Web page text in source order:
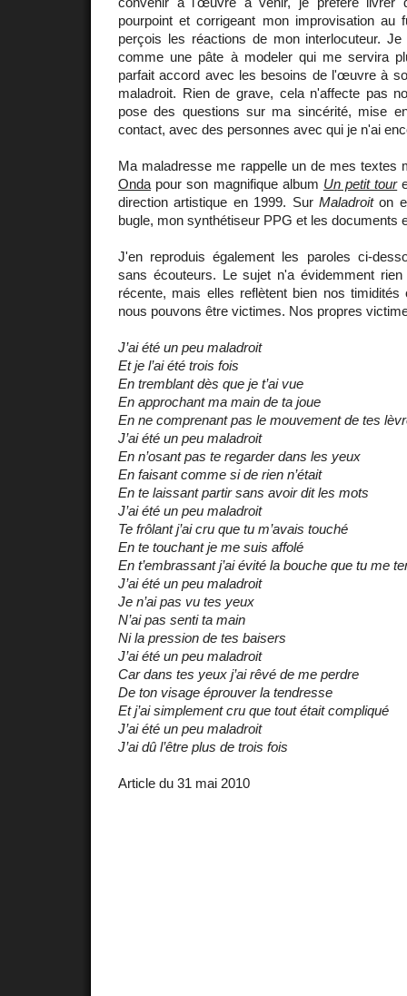
pourpoint et corrigeant mon improvisation
perçois les réactions de mon interlocuteur.
comme une pâte à modeler qui me servira
parfait accord avec les besoins de l'œuvre à
maladroit. Rien de grave, cela n'affecte pas
pose des questions sur ma sincérité, mise
contact, avec des personnes avec qui je n'ai
Ma maladresse me rappelle un de mes textes
Onda pour son magnifique album Un petit tour
direction artistique en 1999. Sur Maladroiton
bugle, mon synthétiseur PPG et les documents
J'en reproduis également les paroles ci-
sans écouteurs. Le sujet n'a évidemment
récente, mais elles reflètent bien nos timidités
nous pouvons être victimes. Nos propres
J’ai été un peu maladroit
Et je l’ai été trois fois
En tremblant dès que je t’ai vue
En approchant ma main de ta joue
En ne comprenant pas le mouvement de tes
J’ai été un peu maladroit
En n’osant pas te regarder dans les yeux
En faisant comme si de rien n’était
En te laissant partir sans avoir dit les mots
J’ai été un peu maladroit
Te frôlant j’ai cru que tu m’avais touché
En te touchant je me suis affolé
En t’embrassant j’ai évité la bouche que tu me
J’ai été un peu maladroit
Je n’ai pas vu tes yeux
N’ai pas senti ta main
Ni la pression de tes baisers
J’ai été un peu maladroit
Car dans tes yeux j’ai rêvé de me perdre
De ton visage éprouver la tendresse
Et j’ai simplement cru que tout était compliqué
J’ai été un peu maladroit
J’ai dû l’être plus de trois fois
Article du 31 mai 2010